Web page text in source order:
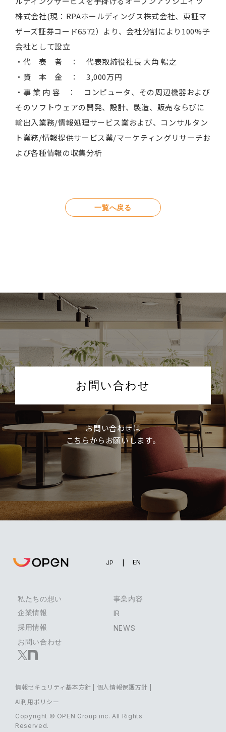
株式会社(現：RPAホールディングス株式会社、東証マ
ザーズ証券コード6572）より、会社分割により100%子
会社として設立
・代 表 者 ： 代表取締役社長 大角 暢之
・資 本 金 ： 3,000万円
・事 業 内 容 ： コンピュータ、その周辺機器および
そのソフトウェアの開発、設計、製造、販売ならびに
輸出入業務/情報処理サービス業および、コンサルタン
ト業務/情報提供サービス業/マーケティングリサーチお
よび各種情報の収集分析
一覧へ戻る
お問い合わせ
お問い合わせは
こちらからお願いします。
EN
JP
私たちの想い
事業内容
企業情報
IR
採用情報
NEWS
お問い合わせ
Copyright © OPEN Group inc. All Rights
Reserved.
情報セキュリティ基本方針 | 個人情報保護方針 |
AI利用ポリシー